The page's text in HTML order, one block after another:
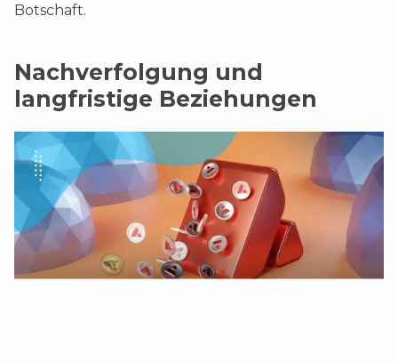
Botschaft.
Nachverfolgung und
langfristige Beziehungen